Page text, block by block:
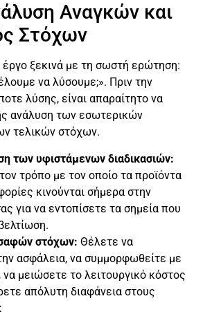
Αναγκών και
Στόχων
έργο ξεκινά με τη σωστή ερώτηση:
να λύσουμε;». Πριν την
λύσης, είναι απαραίτητο να
ανάλυση των εσωτερικών
τελικών στόχων.
των υφιστάμενων διαδικασιών:
τρόπο με τον οποίο τα προϊόντα
κινούνται σήμερα στην
για να εντοπίσετε τα σημεία που
στόχων: Θέλετε να
ασφάλεια, να συμμορφωθείτε με
να μειώσετε το λειτουργικό κόστος
απόλυτη διαφάνεια στους